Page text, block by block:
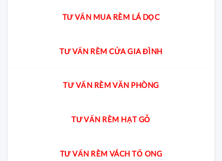
TƯ VẤN MUA RÈM LÁ DỌC
TƯ VẤN RÈM CỬA GIA ĐÌNH
TƯ VẤN RÈM VĂN PHÒNG
TƯ VẤN RÈM HẠT GỖ
TƯ VẤN RÈM VÁCH TỔ ONG